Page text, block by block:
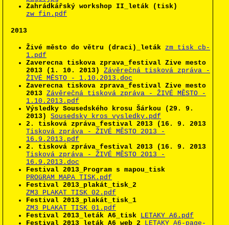
Zahrádkářský workshop II_leták (tisk)
zw_fin.pdf
2013
Živé město do větru (draci)_leták zm_tisk_cb-
1.pdf
Zaverecna tiskova zprava_festival Zive mesto
2013 (1. 10. 2013)
Závěrečná tisková zpráva -
ŽIVÉ MĚSTO - 1.10.2013.doc
Zaverecna tiskova zprava_festival Zive mesto
2013 Závěrečná tisková zpráva - ŽIVÉ MĚSTO -
1.10.2013.pdf
Výsledky Sousedského krosu Šárkou (29. 9.
2013)
Sousedsky kros_vysledky.pdf
2. tisková zpráva_festival 2013 (16. 9. 2013
Tisková zpráva - ŽIVÉ MĚSTO 2013 -
16.9.2013.pdf
2. tisková zpráva_festival 2013 (16. 9. 2013
Tisková zpráva - ŽIVÉ MĚSTO 2013 -
16.9.2013.doc
Festival 2013_Program s mapou_tisk
PROGRAM_MAPA_TISK.pdf
Festival 2013_plakát_tisk_2
ZM3_PLAKAT_TISK_02.pdf
Festival 2013_plakát_tisk_1
ZM3_PLAKAT_TISK_01.pdf
Festival 2013_leták A6_tisk LETAKY_A6.pdf
Festival 2013_leták A6_web_2
LETAKY_A6-page-